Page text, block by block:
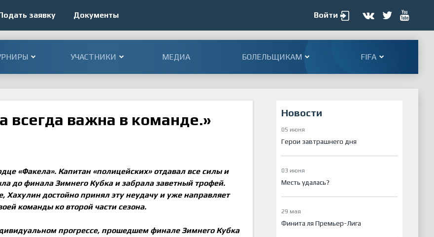
заявку Документы Войти
УЧАСТНИКИ МЕДИА БОЛЕЛЬЩИКАМ FIFA
всегда важна в команде.»
«Факела». Капитан «полицейских»отдавал все силы и
до финала Зимнего Кубка и забрала заветный трофей.
достойно принял эту неудачу и уже направляет
команды ко второй части сезона.
прогрессе, прошедшем финале Зимнего Кубка
Новости
05 июня
Герои завтрашнего дня
03 июня
Месть удалась?
29 мая
Финита ля Премьер-Лига